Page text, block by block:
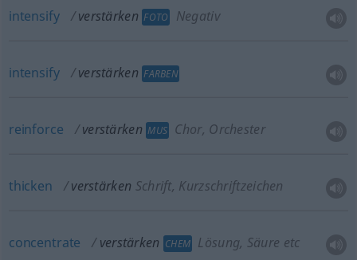
intensify verstärken FOTO Negativ
intensify verstärken FARBEN
reinforce verstärken MUS Chor, Orchester
thicken verstärken Schrift, Kurzschriftzeichen
concentrate verstärken CHEM Lösung, Säure etc